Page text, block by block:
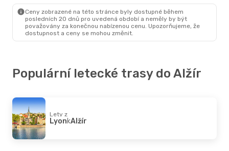
Ceny zobrazené na této stránce byly dostupné během
posledních 20 dnů pro uvedená období a neměly by být
považovány za konečnou nabízenou cenu. Upozorňujeme, že
dostupnost a ceny se mohou změnit.
Populární letecké trasy do Alžír
Lety z
LyonkAlžír